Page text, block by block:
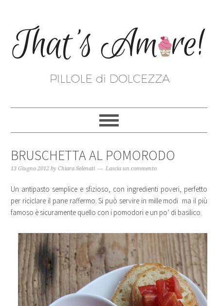
BRUSCHETTA AL POMORODO
13 Giugno 2012 byChiara Selenati Lascia un commento
Un antipasto semplice e sfizioso, con ingredienti poveri, perfetto
per riciclare il pane raffermo. Si può servire in mille modi ma il più
famoso è sicuramente quello con i pomodori e un po’ di basilico.